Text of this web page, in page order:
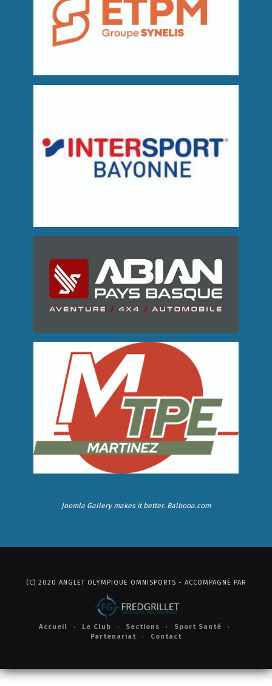
Joomla Gallerymakes it better. Balbooa.com
(C) 2020 ANGLET OLYMPIQUE OMNISPORTS - ACCOMPAGNÉ PAR
Accueil Le Club Sections
Sport Santé
Partenariat
Contact